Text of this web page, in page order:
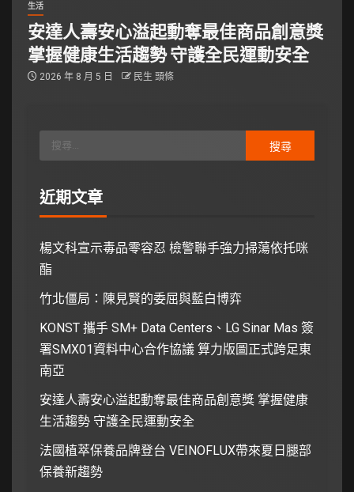
生活
安達人壽安心溢起動奪最佳商品創意獎
掌握健康生活趨勢 守護全民運動安全
2026 年 8 月 5 日 民生 頭條
近期文章
楊文科宣示毒品零容忍 檢警聯手強力掃蕩依托咪
酯
竹北僵局：陳見賢的委屈與藍白博弈
KONST 攜手 SM+ Data Centers、LG Sinar Mas 簽
署SMX01資料中心合作協議 算力版圖正式跨足東
南亞
安達人壽安心溢起動奪最佳商品創意獎 掌握健康
生活趨勢 守護全民運動安全
法國植萃保養品牌登台 VEINOFLUX帶來夏日腿部
保養新趨勢